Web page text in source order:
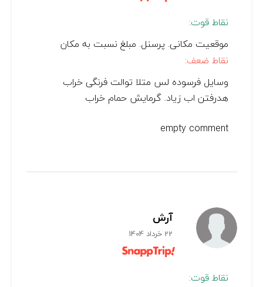
نقاط قوت:
موقعیت مکانی. پرسنل. مبلغ نسبت به مکان
نقاط ضعف:
وسایل فرسوده لس متلا توالت فرنگی خراب
هدرفتن اب زیاد. گرمایش حمام خراب
empty comment
آرش
22 خرداد 1404
نقاط قوت: